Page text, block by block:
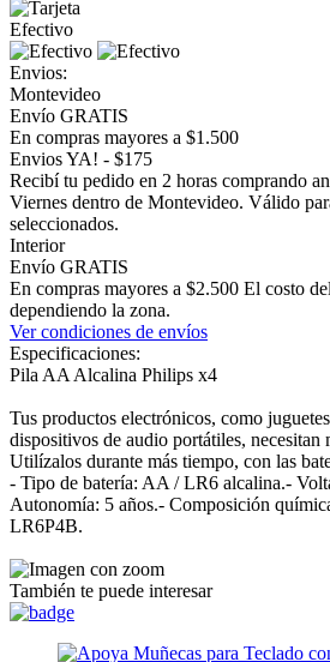
Efectivo
Envios:
Montevideo
Envío GRATIS
En compras mayores a $1.500
Envios YA! - $175
Recibí tu pedido en 2 horas comprando
Viernes dentro de Montevideo. Válido
seleccionados.
Interior
Envío GRATIS
En compras mayores a $2.500 El costo
dependiendo la zona.
Ver condiciones de envíos
Especificaciones:
Pila AA Alcalina Philips x4
Tus productos electrónicos, como
dispositivos de audio portátiles, necesitan
Utilízalos durante más tiempo, con las
- Tipo de batería: AA / LR6 alcalina.-
Autonomía: 5 años.- Composición
LR6P4B.
También te puede interesar